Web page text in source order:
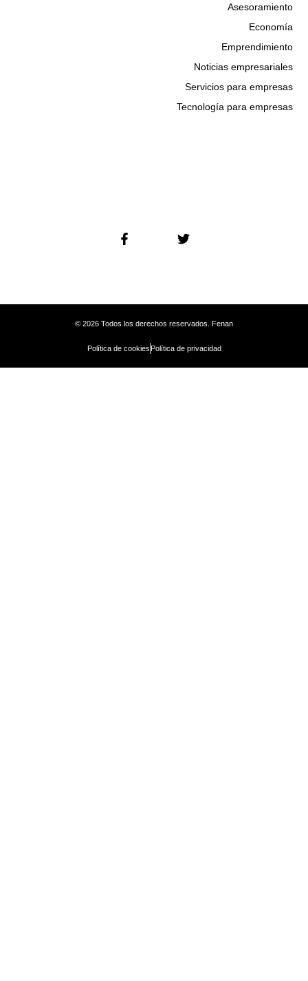
Asesoramiento
Economía
Emprendimiento
Noticias empresariales
Servicios para empresas
Tecnología para empresas
© 2026 Todos los derechos reservados. Fenan
Política de cookies Política de privacidad